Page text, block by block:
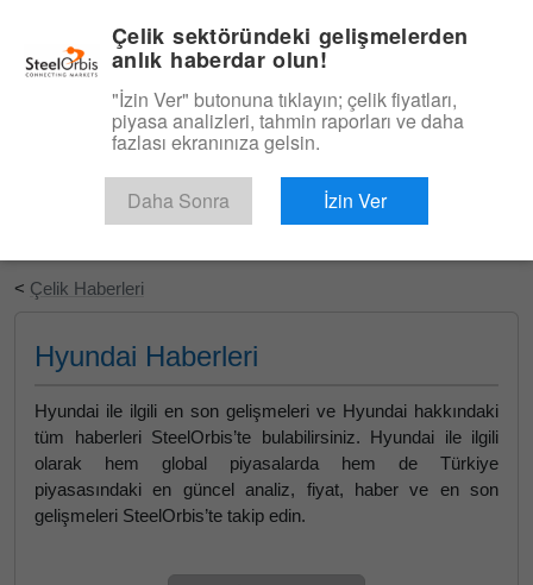
Ücretsiz Deneyin
< Çelik Haberleri
Hyundai Haberleri
Hyundai ile ilgili en son gelişmeleri ve Hyundai hakkındaki
tüm haberleri SteelOrbis’te bulabilirsiniz. Hyundai ile ilgili
olarak hem global piyasalarda hem de Türkiye
piyasasındaki en güncel analiz, fiyat, haber ve en son
gelişmeleri SteelOrbis’te takip edin.
Çelik sektöründeki gelişmelerden
anlık haberdar olun!
"İzin Ver" butonuna tıklayın; çelik fiyatları,
piyasa analizleri, tahmin raporları ve daha
fazlası ekranınıza gelsin.
Daha Sonra İzin Ver